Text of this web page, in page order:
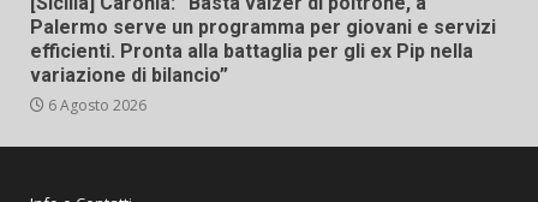
Palermo serve un programma per giovani e servizi
efficienti. Pronta alla battaglia per gli ex Pip nella
variazione di bilancio”
6 Agosto 2026